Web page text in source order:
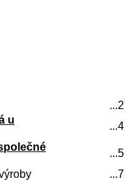
...2
u
...4
...5
...7